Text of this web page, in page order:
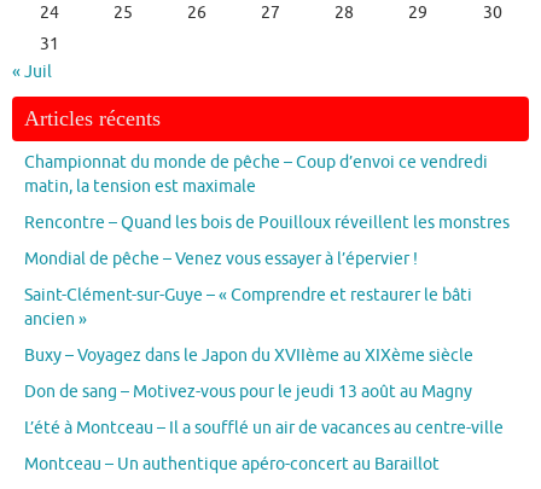
24
25 26 27 28 29
30
31
« Juil
Articles récents
Championnat du monde de pêche – Coup d’envoi ce vendredi
matin, la tension est maximale
Rencontre – Quand les bois de Pouilloux réveillent les monstres
Mondial de pêche – Venez vous essayer à l’épervier !
Saint-Clément-sur-Guye – « Comprendre et restaurer le bâti
ancien »
Buxy – Voyagez dans le Japon du XVIIème au XIXème siècle
Don de sang – Motivez-vous pour le jeudi 13 août au Magny
L’été à Montceau – Il a soufflé un air de vacances au centre-ville
Montceau – Un authentique apéro-concert au Baraillot